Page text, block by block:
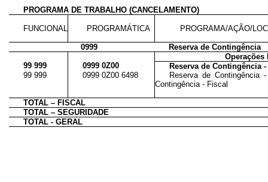
PROGRAMA DE TRABALHO (CANCELAMENTO)
FUNCIONAL PROGRAMÁTICA PROGRAMA/AÇÃO/
0999
Reserva de Contingência
Operações
99 999
0999 0Z00
Reserva de Contingência
99 999
0999 0Z00 6498
Reserva de Contingência
Contingência - Fiscal
TOTAL – FISCAL
TOTAL – SEGURIDADE
TOTAL - GERAL